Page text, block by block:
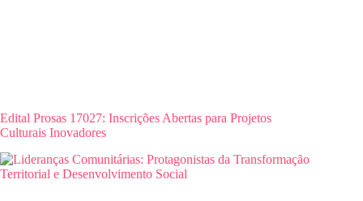
Edital Prosas 17027: Inscrições Abertas para Projetos
Culturais Inovadores